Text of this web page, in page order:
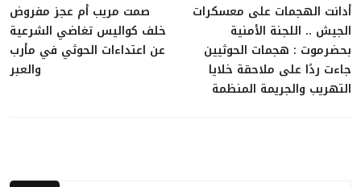
أدانت الهجمات على معسكرات
الجيش .. اللجنة الأمنية
بحضرموت : هجمات الحوثيين
جاءت ردًا على ملاحقة خلايا
التهريب والجريمة المنظمة
صمت مريب أم عجز مفروض
خلف كواليس تغاضي الشرعية
عن اعتداءات الحوثي في مأرب
والعبر